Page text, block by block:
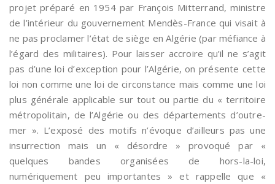
projet préparé en 1954 par François Mitterrand, ministre
de l’intérieur du gouvernement Mendès-France qui visait à
ne pas proclamer l’état de siège en Algérie (par méfiance à
l’égard des militaires). Pour laisser accroire qu’il ne s’agit
pas d’une loi d’exception pour l’Algérie, on présente cette
loi non comme une loi de circonstance mais comme une loi
plus générale applicable sur tout ou partie du « territoire
métropolitain, de l’Algérie ou des départements d’outre-
mer ». L’exposé des motifs n’évoque d’ailleurs pas une
insurrection mais un « désordre » provoqué par «
quelques bandes organisées de hors-la-loi,
numériquement peu importantes » et rappelle que «